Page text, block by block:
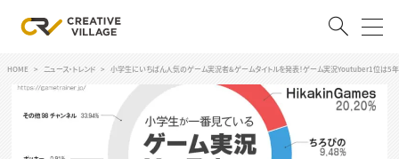
ログイン 会員登録
HOME ニュース・トレンド 小学生にいちばん人気のゲーム実況者&ゲームタイトルを発表！ゲーム実況Youtuber1位は5年